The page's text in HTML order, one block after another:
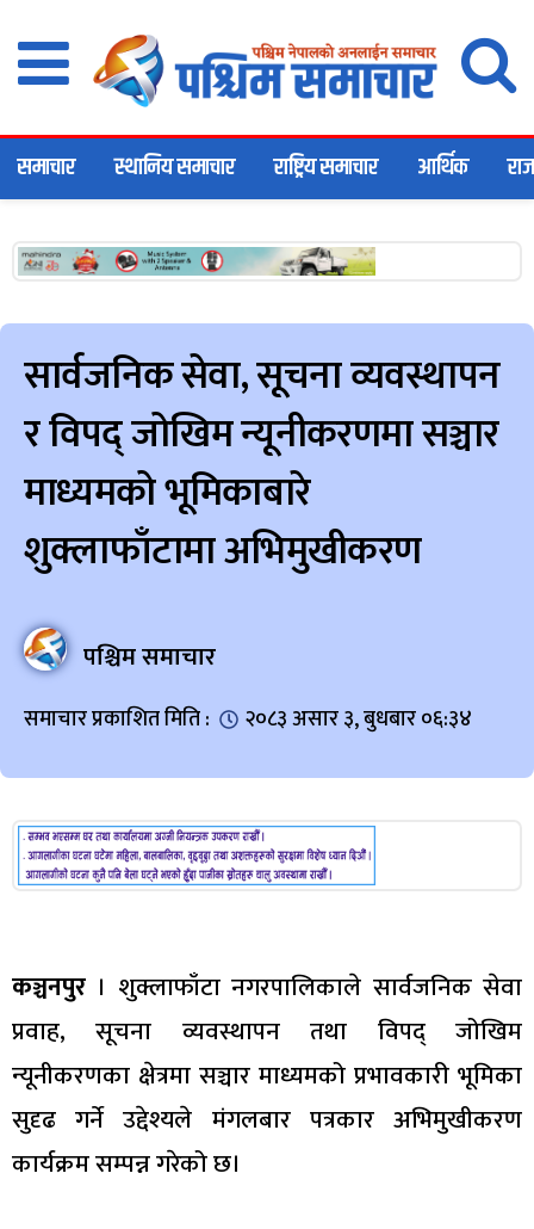
समाचार स्थानिय समाचार राष्ट्रिय समाचार आर्थिक
सार्वजनिक सेवा, सूचना व्यवस्थापन
र विपद् जोखिम न्यूनीकरणमा सञ्चार
माध्यमको भूमिकाबारे
शुक्लाफाँटामा अभिमुखीकरण
पश्चिम समाचार
समाचार प्रकाशित मिति : २०८३ असार ३, बुधबार ०६:३४
कञ्चनपुर । शुक्लाफाँटा नगरपालिकाले सार्वजनिक सेवा
प्रवाह, सूचना व्यवस्थापन तथा विपद् जोखिम
न्यूनीकरणका क्षेत्रमा सञ्चार माध्यमको प्रभावकारी भूमिका
सुदृढ गर्ने उद्देश्यले मंगलबार पत्रकार अभिमुखीकरण
कार्यक्रम सम्पन्न गरेको छ।